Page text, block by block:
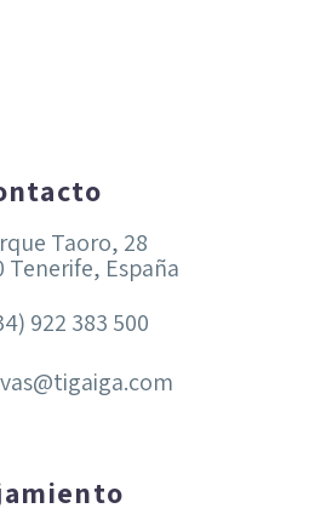
Taoro, 28
Tenerife, España
922 383 500